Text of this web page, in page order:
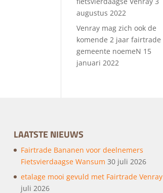
augustus 2022
Venray mag zich ook de
komende 2 jaar fairtrade
gemeente noemeN 15
januari 2022
LAATSTE NIEUWS
Fairtrade Bananen voor deelnemers
Fietsvierdaagse Wansum 30 juli 2026
etalage mooi gevuld met Fairtrade Venray
juli 2026